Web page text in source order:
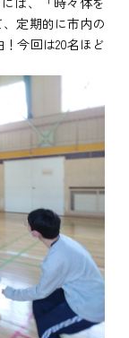
定期的に市内の
今回は20名ほど